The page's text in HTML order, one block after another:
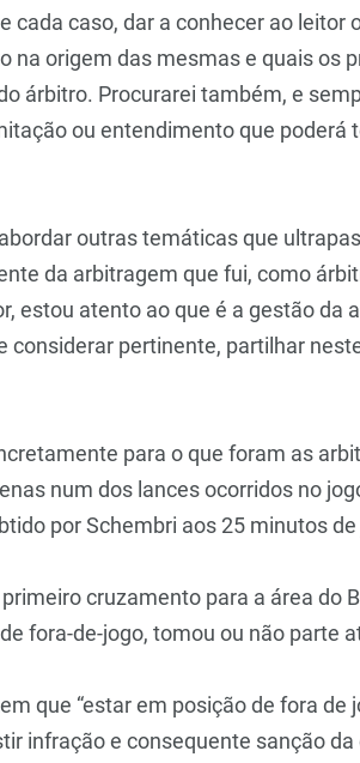
cada caso, dar a conhecer ao leitor
na origem das mesmas e quais os
árbitro. Procurarei também, e
ou entendimento que poderá
outras temáticas que
da arbitragem que fui, como
estou atento ao que é a gestão da
considerar pertinente, partilhar
para o que foram as
num dos lances ocorridos no
por Schembri aos 25 minutos de
cruzamento para a área do
fora-de-jogo, tomou ou não parte
que “estar em posição de fora de
infração e consequente sanção da